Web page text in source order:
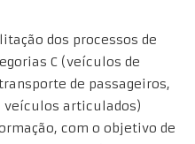
dos processos de
C (veículos de
de passageiros,
veículos articulados)
com o objetivo de